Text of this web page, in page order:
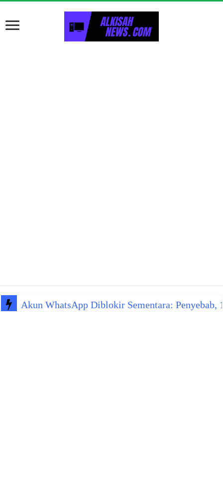
Akun WhatsApp Diblokir Sementara: